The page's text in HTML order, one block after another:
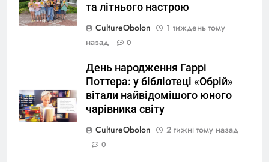
та літнього настрою
CultureObolon
1 тиждень тому
назад
0
День народження Гаррі
Поттера: у бібліотеці «Обрій»
вітали найвідомішого юного
чарівника світу
CultureObolon
2 тижні тому назад
0